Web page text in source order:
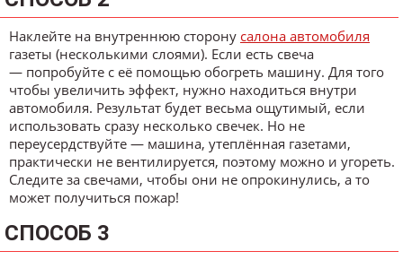
Наклейте на внутреннюю сторону салона автомобиля
газеты (несколькими слоями). Если есть свеча
— попробуйте с её помощью обогреть машину. Для того
чтобы увеличить эффект, нужно находиться внутри
автомобиля. Результат будет весьма ощутимый, если
использовать сразу несколько свечек. Но не
переусердствуйте — машина, утеплённая газетами,
практически не вентилируется, поэтому можно и угореть.
Следите за свечами, чтобы они не опрокинулись, а то
может получиться пожар!
СПОСОБ 3